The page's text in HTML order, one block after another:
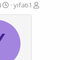
פ
ו
yifati1
ו